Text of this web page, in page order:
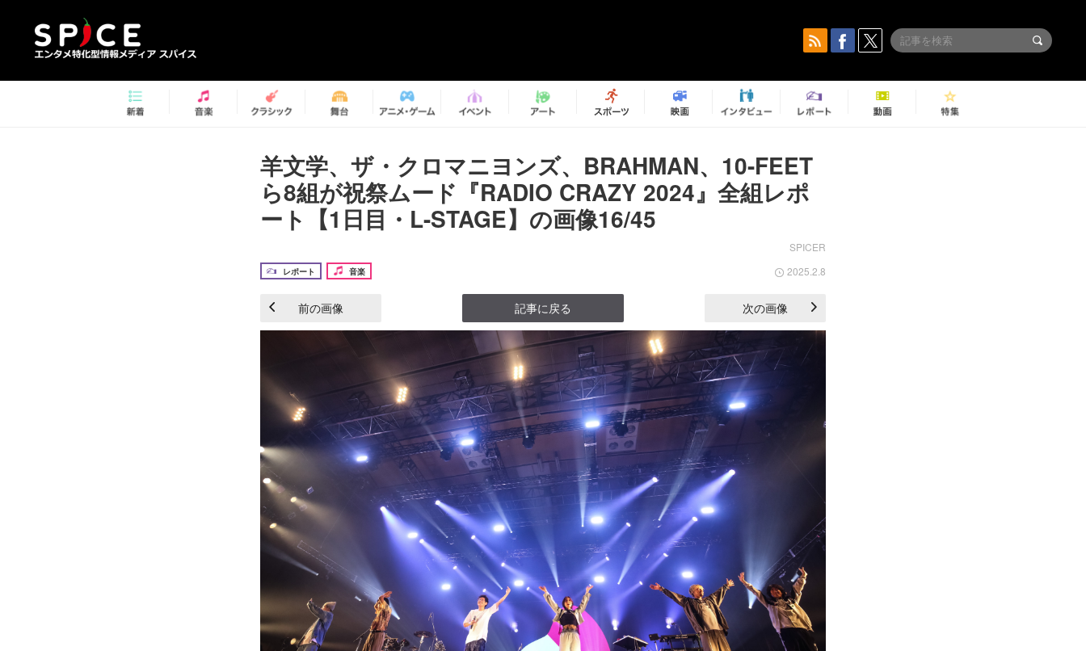
羊文学、ザ・クロマニヨンズ、BRAHMAN、10-FEET
ら8組が祝祭ムード『RADIO CRAZY 2024』全組レポ
ート【1日目・L-STAGE】の画像16/45
SPICER
レポート 音楽 2025.2.8
前の画像 記事に戻る 次の画像